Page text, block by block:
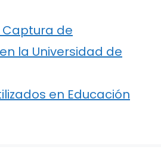
de
la Universidad de
en Educación